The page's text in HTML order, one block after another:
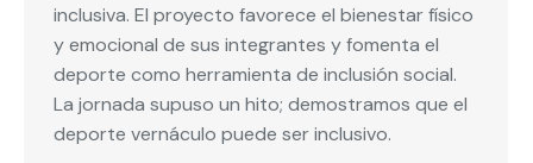
inclusiva. El proyecto favorece el bienestar físico
y emocional de sus integrantes y fomenta el
deporte como herramienta de inclusión social.
La jornada supuso un hito; demostramos que el
deporte vernáculo puede ser inclusivo.